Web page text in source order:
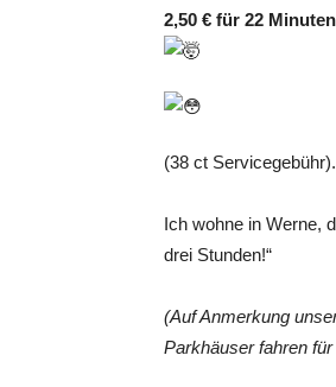
2,50 € für 22 Minuten
(38 ct
Ich wohne in Werne,
drei Stunden!“
(Auf Anmerkung
Parkhäuser fahren